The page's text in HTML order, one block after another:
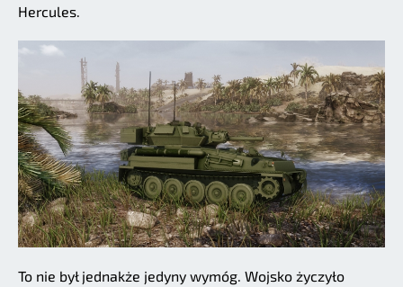
Hercules.
To nie był jednakże jedyny wymóg. Wojsko życzyło